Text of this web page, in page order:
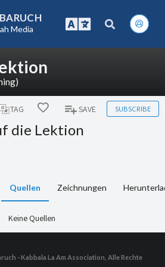
Media
TAG SAVE SUBSCRIBE
die Lektion
Quellen Zeichnungen
Keine Quellen
- Kabbala La Am Association, Alle Rechte